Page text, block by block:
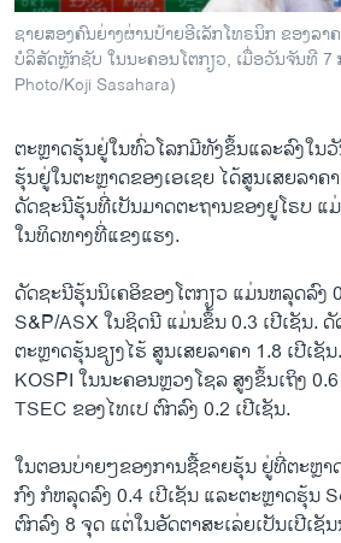
ວີດີໂອ
ສຽງ
ລາຍງານ
ພາສາຕ່າງໆ
ຊາຍສອງຄົນຍ່າງຜ່ານປ້າຍອີເລັກໂທຣນິກ ຂອງລ
ບໍລິສັດຫຼັກຊັບ ໃນນະຄອນໂຕກຽວ, ເມື່ອວັນຈັນທີ 7
Photo/Koji Sasahara)
ຕະຫຼາດຮຸ້ນຢູ່ໃນທົ່ວໂລກມີທັງຂຶ້ນແລະລົງໃນ
ຮຸ້ນຢູ່ໃນຕະຫຼາດຂອງເອເຊຍ ໄດ້ສູນເສຍລາ
ດັດຊະນີຮຸ້ນທີ່ເປັນມາດຕະຖານຂອງຢູໂຣບ ແ
ໃນທິດທາງທີ່ແຂງແຮງ.
ດັດຊະນີຮຸ້ນນິເຄອິຂອງໂຕກຽວ ແມ່ນຫລຸດລົງ
S&P/ASX ໃນຊິດນີ ແມ່ນຂຶ້ນ 0.3 ເປີເຊັນ.
ຕະຫຼາດຮຸ້ນຊຽງໄຮ້ ສູນເສຍລາຄາ 1.8 ເປີເ
KOSPI ໃນນະຄອນຫຼວງໂຊລ ສູງຂຶ້ນເຖິງ
TSEC ຂອງໄທເປ ຕົກລົງ 0.2 ເປີເຊັນ.
ໃນຕອນບ່າຍໆຂອງການຊື້ຂາຍຮຸ້ນ ຢູ່ທີ່ຕະຫຼາ
ກົງ ກໍຫລຸດລົງ 0.4 ເປີເຊັນ ແລະຕະຫຼາດຮຸ້ນ
ຕົກລົງ 8 ຈຸດ ແຕ່ໃນອັດຕາສະເລ່ຍເປັນເປີເຊັ